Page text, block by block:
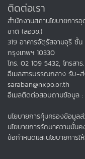
ติดต่อเรา
สำนักงานสภานโยบายการ
ชาติ (สอวช.)
319 อาคารจัตุรัสจามจุรี ชั้
กรุงเทพฯ 10330
โทร. 02 109 5432, โทรสา
อีเมลสารบรรณกลาง รับ-
saraban@nxpo.or.th
อีเมลติดต่อสอบถามข้อมูล
นโยบายการคุ้มครองข้อมูล
นโยบายการรักษาความมั่น
ข้อกำหนดและนโยบายการใ